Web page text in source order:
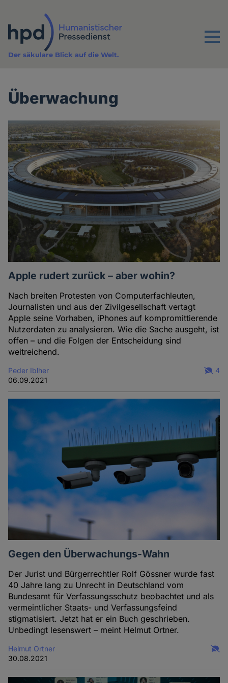
Inhalt
Menu
Der säkulare Blick auf die Welt.
Überwachung
Apple rudert zurück – aber wohin?
Nach breiten Protesten von Computerfachleuten,
Journalisten und aus der Zivilgesellschaft vertagt
Apple seine Vorhaben, iPhones auf kompromittierende
Nutzerdaten zu analysieren. Wie die Sache ausgeht, ist
offen – und die Folgen der Entscheidung sind
weitreichend.
Peder Iblher
06.09.2021
4
Gegen den Überwachungs-Wahn
Der Jurist und Bürgerrechtler Rolf Gössner wurde fast
40 Jahre lang zu Unrecht in Deutschland vom
Bundesamt für Verfassungsschutz beobachtet und als
vermeintlicher Staats- und Verfassungsfeind
stigmatisiert. Jetzt hat er ein Buch geschrieben.
Unbedingt lesenswert ­– meint Helmut Ortner.
Helmut Ortner
30.08.2021